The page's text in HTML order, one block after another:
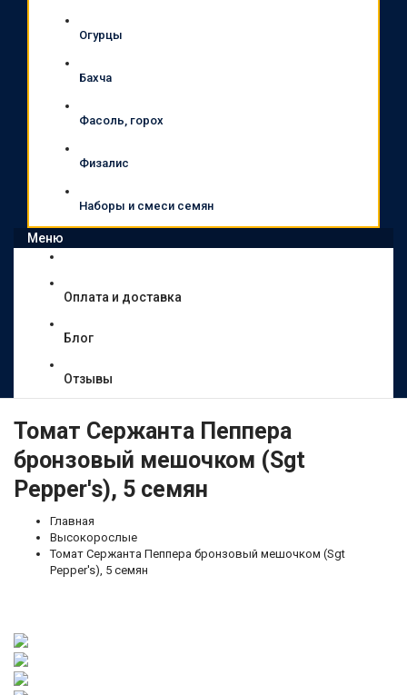
Огурцы
Бахча
Фасоль, горох
Физалис
Наборы и смеси семян
Меню
Оплата и доставка
Блог
Отзывы
Томат Сержанта Пеппера
бронзовый мешочком (Sgt
Pepper's), 5 семян
Главная
Высокорослые
Томат Сержанта Пеппера бронзовый мешочком (Sgt
Pepper's), 5 семян